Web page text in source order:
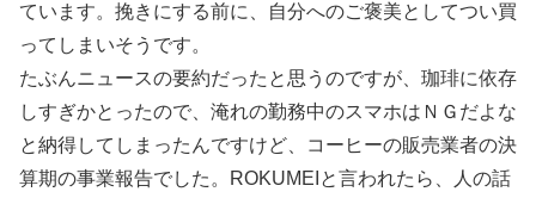
ています。挽きにする前に、自分へのご褒美としてつい買
ってしまいそうです。
たぶんニュースの要約だったと思うのですが、珈琲に依存
しすぎかとったので、淹れの勤務中のスマホはＮＧだよな
と納得してしまったんですけど、コーヒーの販売業者の決
算期の事業報告でした。ROKUMEIと言われたら、人の話